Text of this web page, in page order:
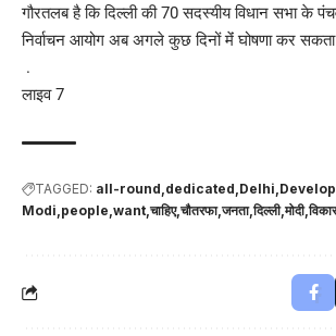
गौरतलब है कि दिल्ली की 70 सदस्यीय विधान सभा के
निर्वाचन आयोग अब अगले कुछ दिनों मेंं घोषणा कर
.
लाइव 7
TAGGED: all-round dedicated Delhi
Modi people want चाहिए चौतरफा जनता दिल्ली मोदी